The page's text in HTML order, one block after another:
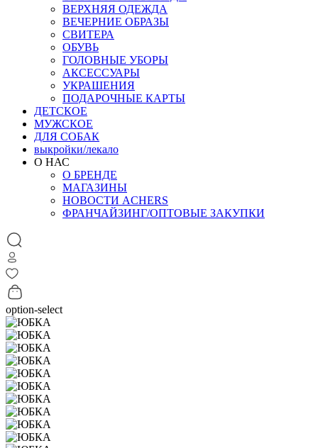
ВЕРХНЯЯ ОДЕЖДА
ВЕЧЕРНИЕ ОБРАЗЫ
СВИТЕРА
ОБУВЬ
ГОЛОВНЫЕ УБОРЫ
АКСЕССУАРЫ
УКРАШЕНИЯ
ПОДАРОЧНЫЕ КАРТЫ
ДЕТСКОЕ
МУЖСКОЕ
ДЛЯ СОБАК
выкройки/лекало
О НАС
О БРЕНДЕ
МАГАЗИНЫ
НОВОСТИ ACHERS
ФРАНЧАЙЗИНГ/ОПТОВЫЕ ЗАКУПКИ
option-select